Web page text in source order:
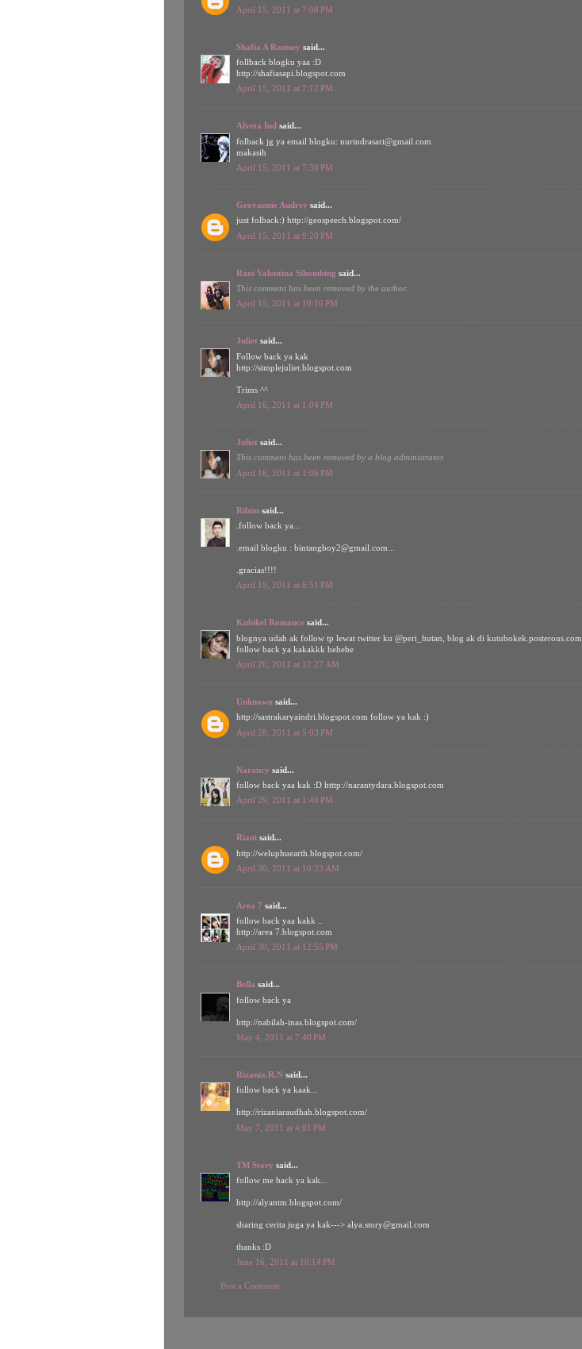
April 15, 2011 at 7:08 PM
Shafia A Ramsey said...
follback blogku yaa :D
http://shafiasapi.blogspot.com
April 15, 2011 at 7:12 PM
Alveta Ind said...
folback jg ya email blogku: nurindrasari@gmail.com
makasih
April 15, 2011 at 7:30 PM
Geovannie Audrey said...
just folback:) http://geospeech.blogspot.com/
April 15, 2011 at 9:20 PM
Rani Valentina Sihombing said...
This comment has been removed by the author.
April 15, 2011 at 10:16 PM
Juliet said...
Follow back ya kak
http://simplejuliet.blogspot.com
Trims ^^
April 16, 2011 at 1:04 PM
Juliet said...
This comment has been removed by a blog administrator.
April 16, 2011 at 1:06 PM
Ribim said...
.follow back ya...
.email blogku : bintangboy2@gmail.com...
.gracias!!!!
April 19, 2011 at 6:51 PM
Kubikel Romance said...
blognya udah ak follow tp lewat twitter ku @peri_hutan, blog ak di kutubokek.posterous.com,
follow back ya kakakkk hehehe
April 20, 2011 at 12:27 AM
Unknown said...
http://sastrakaryaindri.blogspot.com follow ya kak :)
April 28, 2011 at 5:03 PM
Narancy said...
follow back yaa kak :D htttp://narantydara.blogspot.com
April 29, 2011 at 1:40 PM
Riani said...
http://weluphuearth.blogspot.com/
April 30, 2011 at 10:33 AM
Area 7 said...
follow back yaa kakk ..
http://area 7.blogspot.com
April 30, 2011 at 12:55 PM
Bella said...
follow back ya
http://nabilah-inas.blogspot.com/
May 4, 2011 at 7:40 PM
Rizania.R.N said...
follow back ya kaak...
http://rizaniaraudhah.blogspot.com/
May 7, 2011 at 4:01 PM
TM Story said...
follow me back ya kak...
http://alyantm.blogspot.com/
sharing cerita juga ya kak---> alya.story@gmail.com
thanks :D
June 16, 2011 at 10:14 PM
Post a Comment